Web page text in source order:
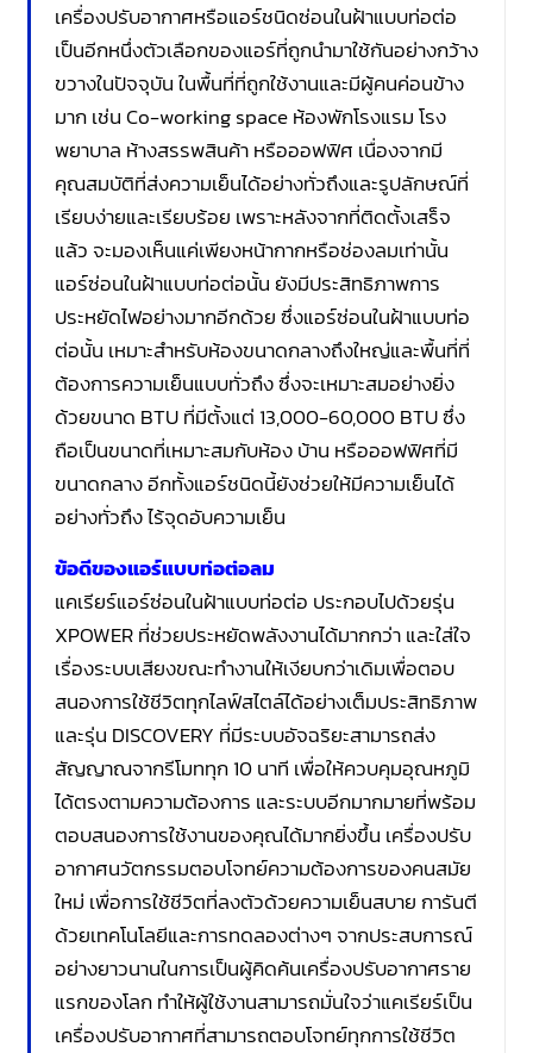
เครื่องปรับอากาศหรือแอร์ชนิดซ่อนในฝ้าแบบท่อต่อ
เป็นอีกหนึ่งตัวเลือกของแอร์ที่ถูกนำมาใช้กันอย่างกว้าง
ขวางในปัจจุบัน ในพื้นที่ที่ถูกใช้งานและมีผู้คนค่อนข้าง
มาก เช่น Co-working space ห้องพักโรงแรม โรง
พยาบาล ห้างสรรพสินค้า หรือออฟฟิศ เนื่องจากมี
คุณสมบัติที่ส่งความเย็นได้อย่างทั่วถึงและรูปลักษณ์ที่
เรียบง่ายและเรียบร้อย เพราะหลังจากที่ติดตั้งเสร็จ
แล้ว จะมองเห็นแค่เพียงหน้ากากหรือช่องลมเท่านั้น
แอร์ซ่อนในฝ้าแบบท่อต่อนั้น ยังมีประสิทธิภาพการ
ประหยัดไฟอย่างมากอีกด้วย ซึ่งแอร์ซ่อนในฝ้าแบบท่อ
ต่อนั้น เหมาะสำหรับห้องขนาดกลางถึงใหญ่และพื้นที่ที่
ต้องการความเย็นแบบทั่วถึง ซึ่งจะเหมาะสมอย่างยิ่ง
ด้วยขนาด BTU ที่มีตั้งแต่ 13,000-60,000 BTU ซึ่ง
ถือเป็นขนาดที่เหมาะสมกับห้อง บ้าน หรือออฟฟิศที่มี
ขนาดกลาง อีกทั้งแอร์ชนิดนี้ยังช่วยให้มีความเย็นได้
อย่างทั่วถึง ไร้จุดอับความเย็น
ข้อดีของแอร์แบบท่อต่อลม
แคเรียร์แอร์ซ่อนในฝ้าแบบท่อต่อ ประกอบไปด้วยรุ่น
XPOWER ที่ช่วยประหยัดพลังงานได้มากกว่า และใส่ใจ
เรื่องระบบเสียงขณะทำงานให้เงียบกว่าเดิมเพื่อตอบ
สนองการใช้ชีวิตทุกไลฟ์สไตล์ได้อย่างเต็มประสิทธิภาพ
และรุ่น DISCOVERY ที่มีระบบอัจฉริยะสามารถส่ง
สัญญาณจากรีโมททุก 10 นาที เพื่อให้ควบคุมอุณหภูมิ
ได้ตรงตามความต้องการ และระบบอีกมากมายที่พร้อม
ตอบสนองการใช้งานของคุณได้มากยิ่งขึ้น เครื่องปรับ
อากาศนวัตกรรมตอบโจทย์ความต้องการของคนสมัย
ใหม่ เพื่อการใช้ชีวิตที่ลงตัวด้วยความเย็นสบาย การันตี
ด้วยเทคโนโลยีและการทดลองต่างๆ จากประสบการณ์
อย่างยาวนานในการเป็นผู้คิดค้นเครื่องปรับอากาศราย
แรกของโลก ทำให้ผู้ใช้งานสามารถมั่นใจว่าแคเรียร์เป็น
เครื่องปรับอากาศที่สามารถตอบโจทย์ทุกการใช้ชีวิต